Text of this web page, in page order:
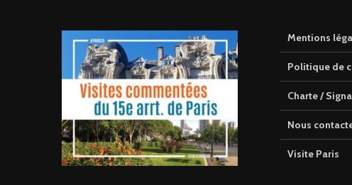
Mentions
Politique de
Charte /
Nous
Visite Paris